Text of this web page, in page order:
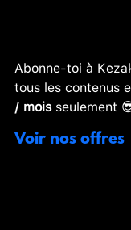
Abonne-toi à
tous les contenus
/ moisseulement
Voir nos offres